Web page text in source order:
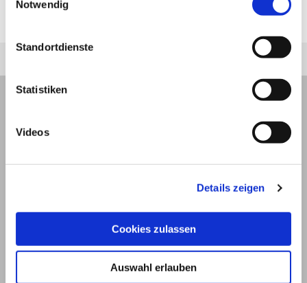
Notwendig
Standortdienste
Statistiken
Videos
Details zeigen
Cookies zulassen
Auswahl erlauben
© 2026